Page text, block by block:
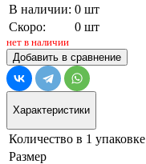
В наличии: 0 шт
Скоро:
0 шт
нет в наличии
Добавить в сравнение
Характеристики
Количество в 1 упаковке
Размер